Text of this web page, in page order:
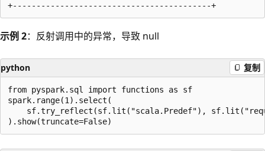
示例 2：反射调用中的异常，导致 null
python 复制
from pyspark.sql import functions as sf
spark.range(1).select(
sf.try_reflect(sf.lit("scala.Predef"),